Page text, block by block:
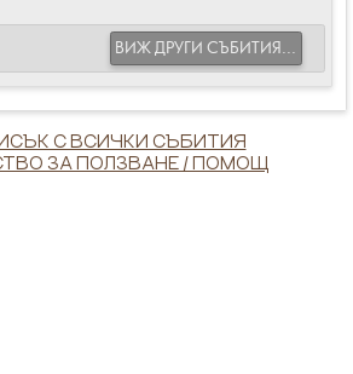
ВИЖ ДРУГИ СЪБИТИЯ...
С ВСИЧКИ СЪБИТИЯ
ЗА ПОЛЗВАНЕ / ПОМОЩ